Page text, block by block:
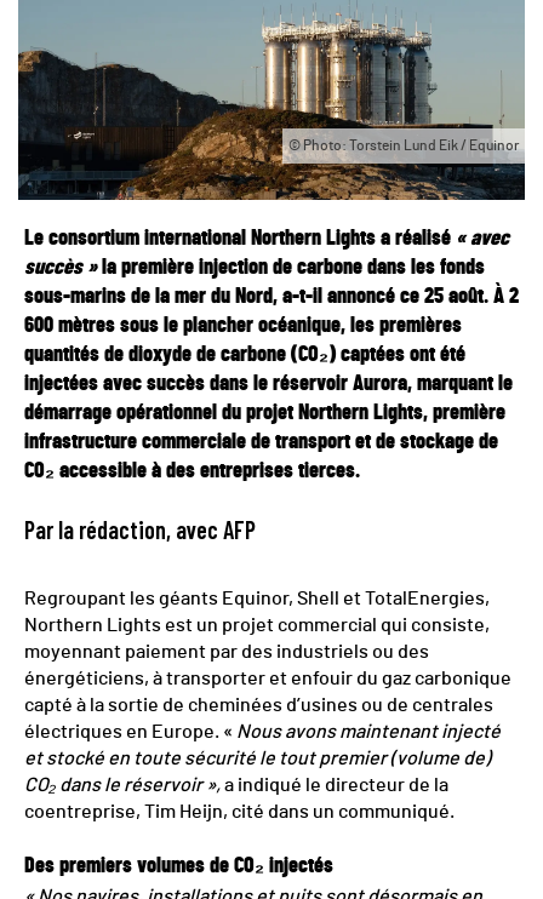
© Photo: Torstein Lund Eik / Equinor
Le consortium international Northern Lights a réalisé « avec
succès »la première injection de carbone dans les fonds
sous-marins de la mer du Nord, a-t-il annoncé ce 25 août. À 2
600 mètres sous le plancher océanique, les premières
quantités de dioxyde de carbone (CO₂) captées ont été
injectées avec succès dans le réservoir Aurora, marquant le
démarrage opérationnel du projet Northern Lights, première
infrastructure commerciale de transport et de stockage de
CO₂ accessible à des entreprises tierces.
Par la rédaction, avec AFP
Regroupant les géants Equinor, Shell et TotalEnergies,
Northern Lights est un projet commercial qui consiste,
moyennant paiement par des industriels ou des
énergéticiens, à transporter et enfouir du gaz carbonique
capté à la sortie de cheminées d’usines ou de centrales
électriques en Europe. « Nous avons maintenant injecté
et stocké en toute sécurité le tout premier (volume de)
CO₂ dans le réservoir »,a indiqué le directeur de la
coentreprise, Tim Heijn, cité dans un communiqué.
Des premiers volumes de CO₂ injectés